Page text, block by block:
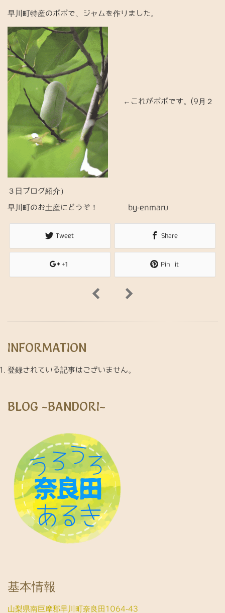
早川町特産のポポで、ジャムを作りました。
←これがポポです。(9月２
３日ブログ紹介）
早川町のお土産にどうぞ！ by-enmaru
Tweet Share
+1 Pin it
INFORMATION
登録されている記事はございません。
BLOG ~BANDORI~
基本情報
山梨県南巨摩郡早川町奈良田1064-43